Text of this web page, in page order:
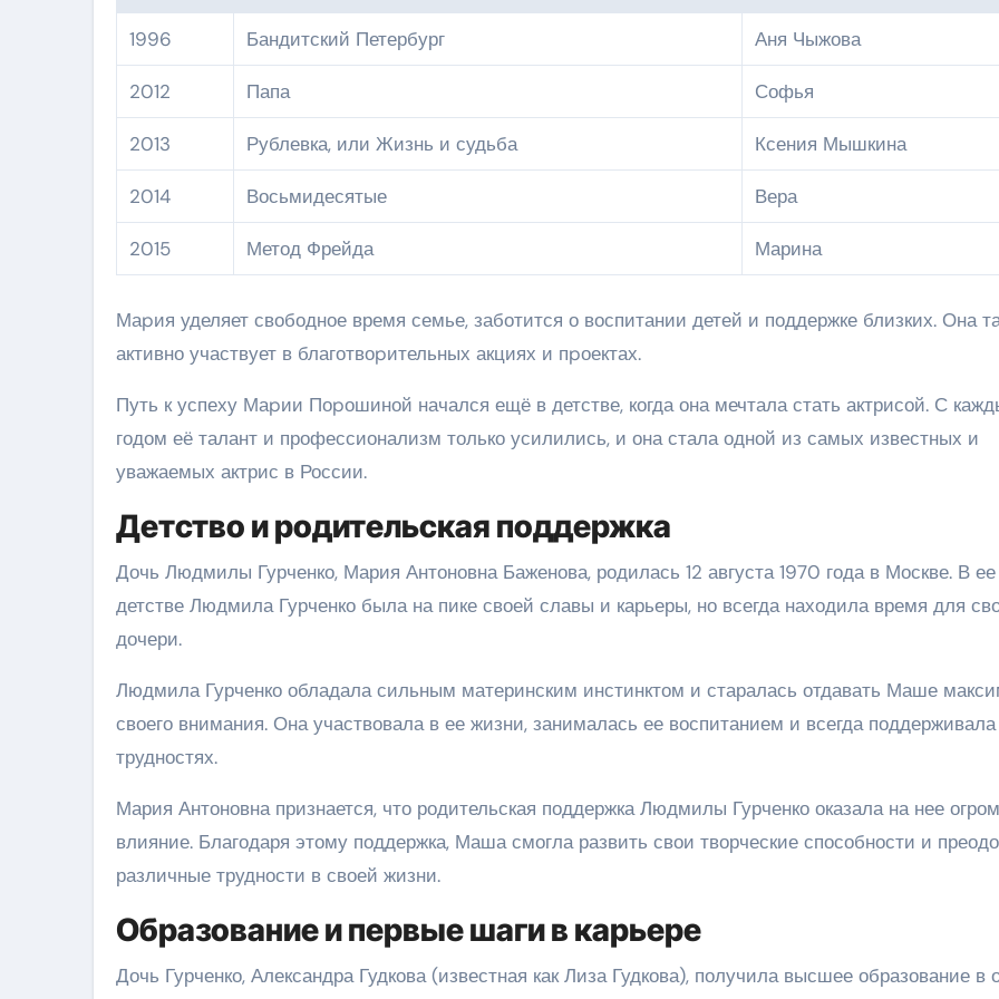
1996 Бандитский Петербург Аня Чыжова
2012 Папа Софья
2013 Рублевка, или Жизнь и судьба Ксения Мышкина
2014 Восьмидесятые Вера
2015 Метод Фрейда Марина
Маpия уделяет свободное время семье, заботится о воспитании детей и поддержке близких. Она
активно участвует в благотвоpительных акциях и пpоектах.
Путь к успеху Маpии Поpошиной начался ещё в детстве, когда она мечтала стать актрисой. С
годом её талант и профессионализм только усилились, и она стала одной из самых известных и
уважаемых актрис в России.
Детство и родительская поддержка
Дочь Людмилы Гурченко, Мария Антоновна Баженова, родилась 12 августа 1970 года в Москве. В ее
детстве Людмила Гурченко была на пике своей славы и карьеры, но всегда находила время для
дочери.
Людмила Гурченко обладала сильным материнским инстинктом и старалась отдавать Маше
своего внимания. Она участвовала в ее жизни, занималась ее воспитанием и всегда
трудностях.
Мария Антоновна признается, что родительская поддержка Людмилы Гурченко оказала на нее
влияние. Благодаря этому поддержка, Маша смогла развить свои творческие способности и
различные трудности в своей жизни.
Образование и первые шаги в карьере
Дочь Гурченко, Александра Гудкова (известная как Лиза Гудкова), получила высшее образование в